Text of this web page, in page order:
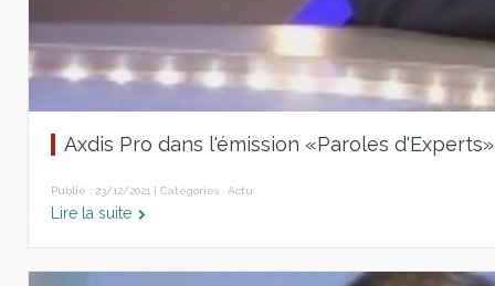
Axdis Pro dans l'émission «Paroles d'Experts»
Publié : 23/12/2021 | Catégories : Actu
Lire la suite